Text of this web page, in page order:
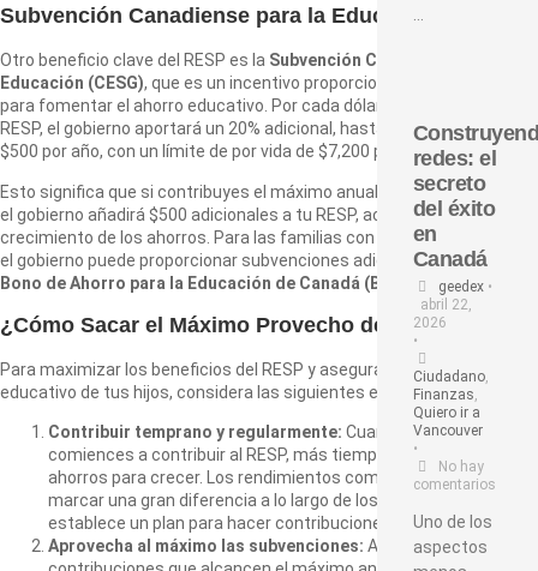
redes: el
secreto
del éxito
en
Canadá
geedex •
abril 22,
2026
•
Ciudadano,
Finanzas,
Quiero ir a
Vancouver
•
No hay
comentarios
Uno de los
aspectos
Subvención Canadiense para la Educación (CESG)
Otro beneficio clave del RESP es la Subvención Canadiense para la
Educación (CESG), que es un incentivo proporcionado por el gobierno
para fomentar el ahorro educativo. Por cada dólar que contribuyas al
RESP, el gobierno aportará un 20% adicional, hasta un máximo de
$500 por año, con un límite de por vida de $7,200 por beneficiario.
Esto significa que si contribuyes el máximo anual permitido de $2,500,
el gobierno añadirá $500 adicionales a tu RESP, acelerando el
crecimiento de los ahorros. Para las familias con ingresos más bajos,
el gobierno puede proporcionar subvenciones adicionales a través del
Bono de Ahorro para la Educación de Canadá (BCEC).
¿Cómo Sacar el Máximo Provecho del RESP?
Para maximizar los beneficios del RESP y asegurar el futuro
educativo de tus hijos, considera las siguientes estrategias:
Contribuir temprano y regularmente: Cuanto antes
comiences a contribuir al RESP, más tiempo tendrán tus
ahorros para crecer. Los rendimientos compuestos pueden
marcar una gran diferencia a lo largo de los años, así que
establece un plan para hacer contribuciones regulares.
Aprovecha al máximo las subvenciones: Asegúrate de hacer